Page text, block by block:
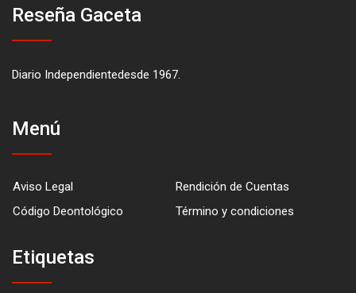
Reseña Gaceta
Diario Independientedesde 1967.
Menú
Aviso Legal
Rendición de Cuentas
Código Deontológico
Término y condiciones
Etiquetas